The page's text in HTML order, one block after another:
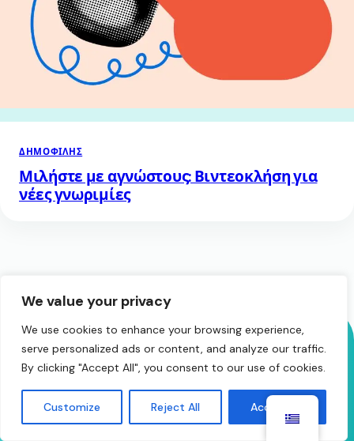
We value your privacy
We use cookies to enhance your browsing experience,
serve personalized ads or content, and analyze our traffic.
By clicking "Accept All", you consent to our use of cookies.
Customize Reject All Accept All
ΔΗΜΟΦΙΛΉΣ
Μιλήστε με αγνώστους: Βιντεοκλήση για
νέες γνωριμίες
Ο επόμενος αγαπημένος
σου ξένος
είναι ένα κλικ μακριά.